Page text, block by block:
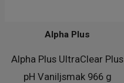
Alpha Plus UltraClear Plus
pH Vaniljsmak 966 g
Alpha Plus